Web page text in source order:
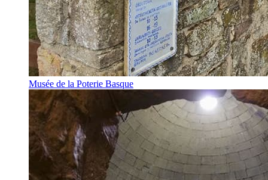
Musée de la Poterie Basque